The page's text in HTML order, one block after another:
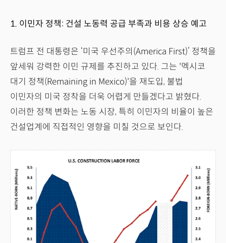
1. 이민자 정책: 건설 노동력 공급 부족과 비용 상승 예고
트럼프 전 대통령은 ‘미국 우선주의(America First)’ 정책을
앞세워 강력한 이민 규제를 추진하고 있다. 그는 '멕시코
대기 정책(Remaining in Mexico)'을 재도입, 불법
이민자의 미국 정착을 더욱 어렵게 만들겠다고 밝혔다.
이러한 정책 변화는 노동 시장, 특히 이민자의 비율이 높은
건설업계에 직접적인 영향을 미칠 것으로 보인다.